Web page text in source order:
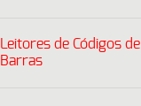
Leitores de Códigos de
Barras